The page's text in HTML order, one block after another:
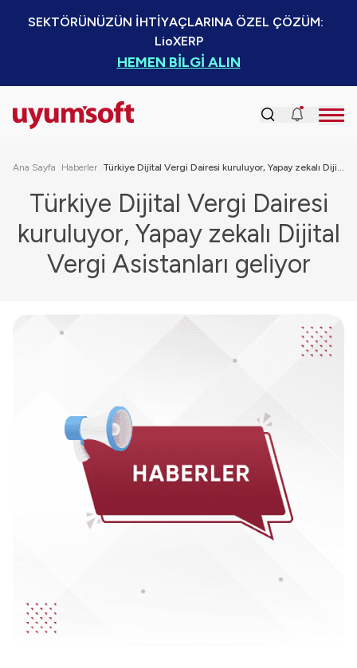
SEKTÖRÜNÜZÜN İHTİYAÇLARINA ÖZEL ÇÖZÜM:
LioXERP
HEMEN BİLGİ ALIN
Ana Sayfa Haberler Türkiye Dijital Vergi Dairesi kuruluyor, Yapay zekalı Dijital Vergi Asistanları geliyor
Türkiye Dijital Vergi Dairesi
kuruluyor, Yapay zekalı Dijital
Vergi Asistanları geliyor